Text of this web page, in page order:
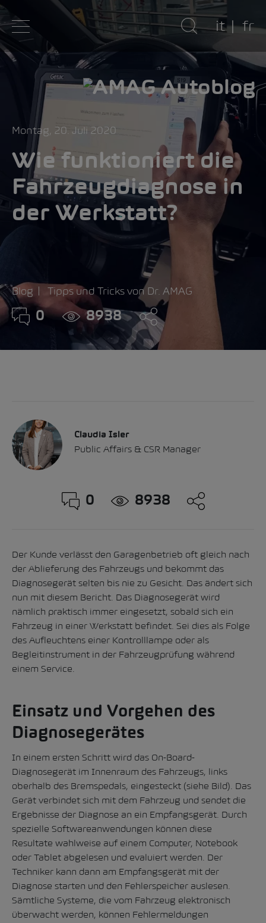
it fr
Montag, 20. Juli 2020
Wie funktioniert die
Fahrzeugdiagnose in
der Werkstatt?
Blog Tipps und Tricks von Dr. AMAG
0 8938
Claudia Isler
Public Affairs & CSR Manager
0 8938
Der Kunde verlässt den Garagenbetrieb oft gleich nach
der Ablieferung des Fahrzeugs und bekommt das
Diagnosegerät selten bis nie zu Gesicht. Das ändert sich
nun mit diesem Bericht. Das Diagnosegerät wird
nämlich praktisch immer eingesetzt, sobald sich ein
Fahrzeug in einer Werkstatt befindet. Sei dies als Folge
des Aufleuchtens einer Kontrolllampe oder als
Begleitinstrument in der Fahrzeugprüfung während
einem Service.
Einsatz und Vorgehen des
Diagnosegerätes
In einem ersten Schritt wird das On-Board-
Diagnosegerät im Innenraum des Fahrzeugs, links
oberhalb des Bremspedals, eingesteckt (siehe Bild). Das
Gerät verbindet sich mit dem Fahrzeug und sendet die
Ergebnisse der Diagnose an ein Empfangsgerät. Durch
spezielle Softwareanwendungen können diese
Resultate wahlweise auf einem Computer, Notebook
oder Tablet abgelesen und evaluiert werden. Der
Techniker kann dann am Empfangsgerät mit der
Diagnose starten und den Fehlerspeicher auslesen.
Sämtliche Systeme, die vom Fahrzeug elektronisch
überwacht werden, können Fehlermeldungen